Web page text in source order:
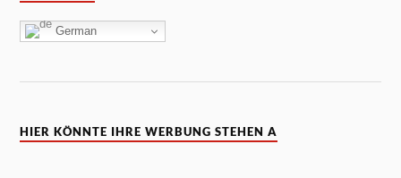
German
HIER KÖNNTE IHRE WERBUNG STEHEN A